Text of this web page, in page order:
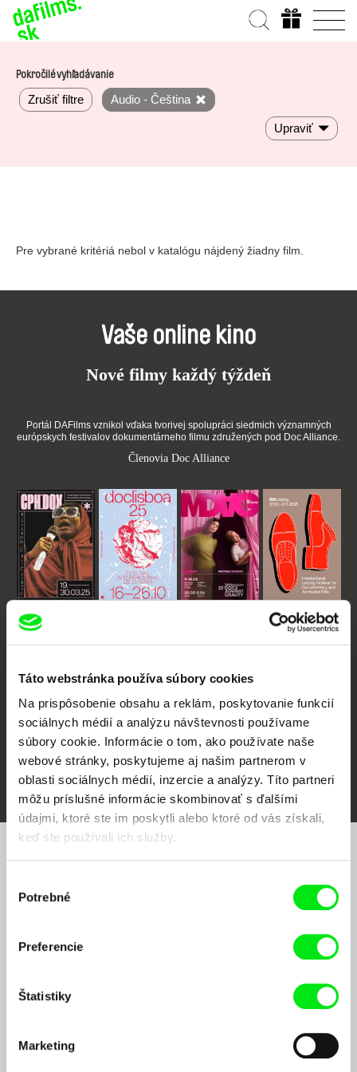
Táto webstránka používa súbory cookies
Na prispôsobenie obsahu a reklám, poskytovanie funkcií
sociálnych médií a analýzu návštevnosti používame
súbory cookie. Informácie o tom, ako používate naše
webové stránky, poskytujeme aj našim partnerom v
oblasti sociálnych médií, inzercie a analýzy. Títo partneri
môžu príslušné informácie skombinovať s ďalšími
údajmi, ktoré ste im poskytli alebo ktoré od vás získali,
keď ste používali ich služby.
súhlasu
Potrebné
Preferencie
Štatistiky
Marketing
Pokročilé vyhľadávanie
Zrušiť filtre Audio - Čeština
Upraviť
Pre vybrané kritériá nebol v katalógu nájdený žiadny film.
Vaše online kino
Nové filmy každý týždeň
Portál DAFilms vznikol vďaka tvorivej spolupráci siedmich významných
európskych festivalov dokumentárneho filmu združených pod Doc Alliance.
Členovia Doc Alliance
CPH:DOX DOK Leipzig
FIDMarseille Ji.hlava IDFF Visions du Réel
Chcete byť pravidelne informovaní o našom
Odoslaním registrácie k Newsletteru súhlasím so zasielaním obchodných oznámení
elektronickými prostriedkami a súvisiacim spracovaním osobných údajov na účely